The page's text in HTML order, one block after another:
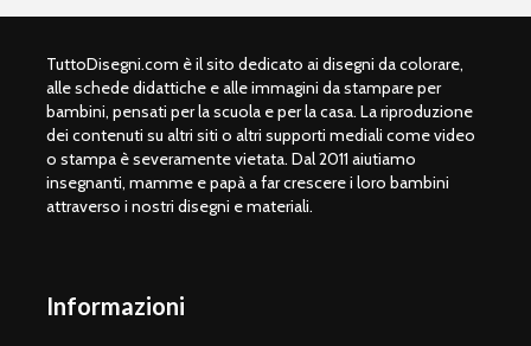
TuttoDisegni.com è il sito dedicato ai disegni da colorare,
alle schede didattiche e alle immagini da stampare per
bambini, pensati per la scuola e per la casa. La riproduzione
dei contenuti su altri siti o altri supporti mediali come video
o stampa è severamente vietata. Dal 2011 aiutiamo
insegnanti, mamme e papà a far crescere i loro bambini
attraverso i nostri disegni e materiali.
Informazioni